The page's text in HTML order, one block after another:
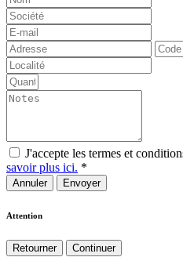
J'accepte les termes et
savoir plus ici. *
Annuler
Attention
Retourner Continuer